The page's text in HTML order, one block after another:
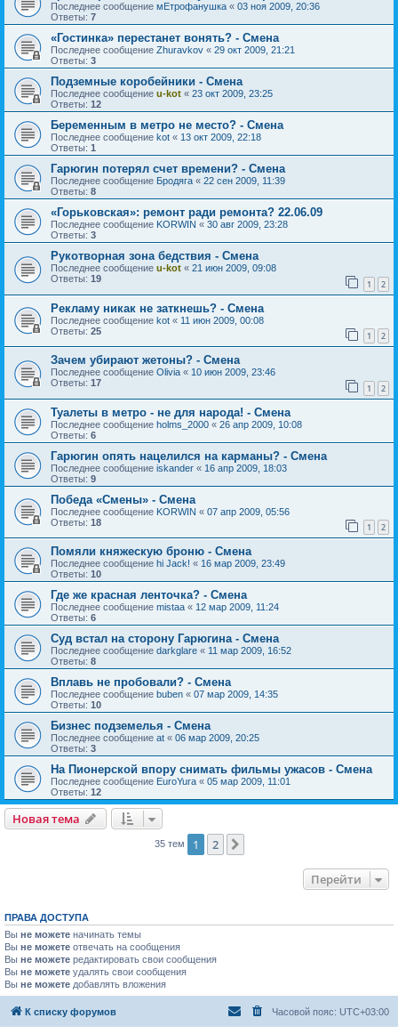
Последнее сообщение мЕтрофанушка « 03 ноя 2009, 20:36
Ответы: 7
«Гостинка» перестанет вонять? - Смена
Последнее сообщение Zhuravkov « 29 окт 2009, 21:21
Ответы: 3
Подземные коробейники - Смена
Последнее сообщение u-kot « 23 окт 2009, 23:25
Ответы: 12
Беременным в метро не место? - Смена
Последнее сообщение kot « 13 окт 2009, 22:18
Ответы: 1
Гарюгин потерял счет времени? - Смена
Последнее сообщение Бродяга « 22 сен 2009, 11:39
Ответы: 8
«Горьковская»: ремонт ради ремонта? 22.06.09
Последнее сообщение KORWIN « 30 авг 2009, 23:28
Ответы: 3
Рукотворная зона бедствия - Смена
Последнее сообщение u-kot « 21 июн 2009, 09:08
Ответы: 19 1 2
Рекламу никак не заткнешь? - Смена
Последнее сообщение kot « 11 июн 2009, 00:08
Ответы: 25 1 2
Зачем убирают жетоны? - Смена
Последнее сообщение Olivia « 10 июн 2009, 23:46
Ответы: 17 1 2
Туалеты в метро - не для народа! - Смена
Последнее сообщение holms_2000 « 26 апр 2009, 10:08
Ответы: 6
Гарюгин опять нацелился на карманы? - Смена
Последнее сообщение iskander « 16 апр 2009, 18:03
Ответы: 9
Победа «Смены» - Смена
Последнее сообщение KORWIN « 07 апр 2009, 05:56
Ответы: 18 1 2
Помяли княжескую броню - Смена
Последнее сообщение hi Jack! « 16 мар 2009, 23:49
Ответы: 10
Где же красная ленточка? - Смена
Последнее сообщение mistaa « 12 мар 2009, 11:24
Ответы: 6
Суд встал на сторону Гарюгина - Смена
Последнее сообщение darkglare « 11 мар 2009, 16:52
Ответы: 8
Вплавь не пробовали? - Смена
Последнее сообщение buben « 07 мар 2009, 14:35
Ответы: 10
Бизнес подземелья - Смена
Последнее сообщение at « 06 мар 2009, 20:25
Ответы: 3
На Пионерской впору снимать фильмы ужасов - Смена
Последнее сообщение EuroYura « 05 мар 2009, 11:01
Ответы: 12
Новая тема
35 тем 1 2
Перейти
ПРАВА ДОСТУПА
Вы не можете начинать темы
Вы не можете отвечать на сообщения
Вы не можете редактировать свои сообщения
Вы не можете удалять свои сообщения
Вы не можете добавлять вложения
К списку форумов Часовой пояс: UTC+03:00